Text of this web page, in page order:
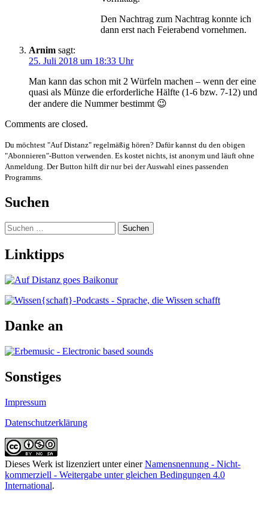
Den Nachtrag zum Nachtrag konnte ich
dann erst nach Feierabend vornehmen.
Arnim sagt:
25. Juli 2018 um 18:33 Uhr
Man kann das schon mit 2 Würfeln machen – wenn der eine
quasi als Münze die erforderliche Hälfte (1-6 bzw. 7-12) und
der andere die Nummer bestimmt 😉
Comments are closed.
Du möchtest "Auf Distanz" regelmäßig hören? Dafür kannst du den obigen
"Abonnieren"-Button verwenden. Es kostet nichts, ist anonym und läuft ohne
Anmeldung. Der Button hilft dir nur bei der Auswahl eines passenden
Programms.
Suchen
Suchen
nach:
Linktipps
Danke an
Sonstiges
Impressum
Datenschutzerklärung
Dieses Werk ist lizenziert unter einerNamensnennung - Nicht-
kommerziell - Weitergabe unter gleichen Bedingungen 4.0
International.